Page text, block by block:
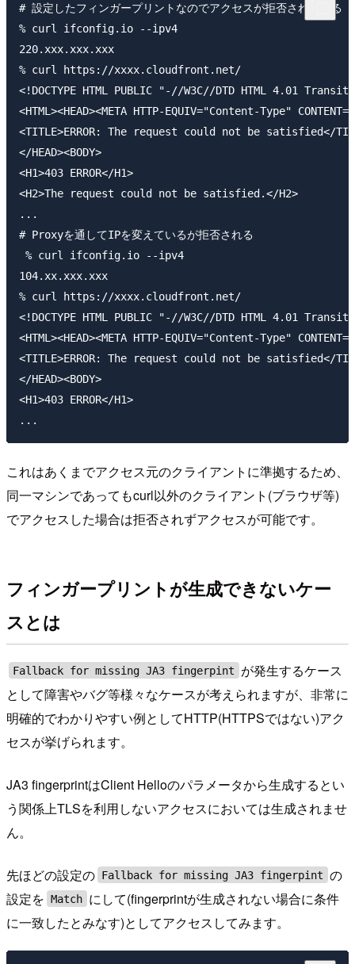
# 設定したフィンガープリントなのでアクセスが拒否されている
% curl ifconfig.io --ipv4
220.xxx.xxx.xxx
% curl https://xxxx.cloudfront.net/
<!DOCTYPE HTML PUBLIC "-//W3C//DTD HTML 4.01
<HTML><HEAD><META HTTP-EQUIV="Content-Type"
<TITLE>ERROR: The request could not be satisfied</
</HEAD><BODY>
<H1>403 ERROR</H1>
<H2>The request could not be satisfied.</H2>
...
# Proxyを通してIPを変えているが拒否される
% curl ifconfig.io --ipv4
104.xx.xxx.xxx
% curl https://xxxx.cloudfront.net/
<!DOCTYPE HTML PUBLIC "-//W3C//DTD HTML 4.01
<HTML><HEAD><META HTTP-EQUIV="Content-Type"
<TITLE>ERROR: The request could not be satisfied</
</HEAD><BODY>
<H1>403 ERROR</H1>
これはあくまでアクセス元のクライアントに準拠するため、
同一マシンであってもcurl以外のクライアント(ブラウザ等)
でアクセスした場合は拒否されずアクセスが可能です。
フィンガープリントが生成できないケー
スとは
Fallback for missing JA3 fingerpint
が発生するケース
として障害やバグ等様々なケースが考えられますが、非常に
明確的でわかりやすい例としてHTTP(HTTPSではない)アク
セスが挙げられます。
JA3 fingerprintはClient Helloのパラメータから生成するとい
う関係上TLSを利用しないアクセスにおいては生成されませ
ん。
先ほどの設定の Fallback for missing JA3 fingerpint の
設定を Match にして(fingerprintが生成されない場合に条件
に一致したとみなす)としてアクセスしてみます。